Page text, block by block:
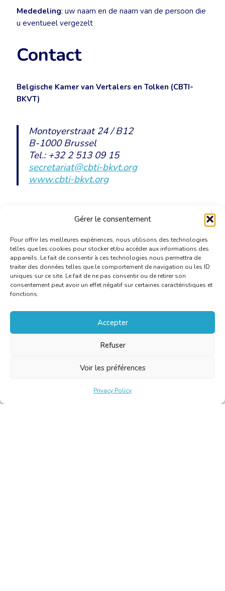
Gérer le consentement
Pour offrir les meilleures expériences, nous utilisons des technologies
telles que les cookies pour stocker et/ou accéder aux informations des
appareils. Le fait de consentir à ces technologies nous permettra de
traiter des données telles que le comportement de navigation ou les ID
uniques sur ce site. Le fait de ne pas consentir ou de retirer son
consentement peut avoir un effet négatif sur certaines caractéristiques et
fonctions.
Accepter
Refuser
Voir les préférences
Privacy Policy
Mededeling: uw naam en de naam van de persoon die
u eventueel vergezelt
Contact
Belgische Kamer van Vertalers en Tolken (CBTI-
BKVT)
Montoyerstraat 24 / B12
B-1000 Brussel
Tel.: +32 2 513 09 15
secretariat@cbti-bkvt.org
www.cbti-bkvt.org
[PDF]